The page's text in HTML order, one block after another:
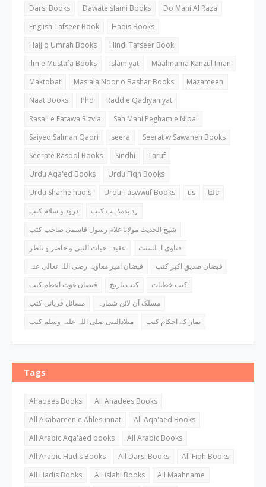
Darsi Books
Dawateislami Books
Do Mahi Al Raza
English Tafseer Book
Hadis Books
Hajj o Umrah Books
Hindi Tafseer Book
ilm e Mustafa Books
Islamiyat
Maahnama Kanzul Iman
Maktobat
Mas'ala Noor o Bashar Books
Mazameen
Naat Books
Phd
Radd e Qadiyaniyat
Rasail e Fatawa Rizvia
Sah Mahi Pegham e Nipal
Saiyed Salman Qadri
seera
Seerat w Sawaneh Books
Seerate Rasool Books
Sindhi
Taruf
Urdu Aqa'ed Books
Urdu Fiqh Books
Urdu Sharhe hadis
Urdu Taswwuf Books us
ثالثا
درود و سلام کتب
رد بدمذہب کتب
شیخ الحدیث مولانا غلام رسول قاسمی صاحب کتب
عقیدہ حیات النبی و حاضر و ناظر
فتاوی اہلسنت
فیضان امیر معاویہ رضی اللہ تعالی عنہ
فیضان صدیق اکبر کتب
فیضان غوث اعظم کتب
کتب تاریخ
کتب خطبات
مسائل قربانی کتب
مسلک آن لائن شمارہ
میلادالنبی صلی اللہ علیہ وسلم کتب
نماز کے احکام کتب
Tags
Ahadees Books
All Ahadees Books
All Akabareen e Ahlesunnat
All Aqa'aed Books
All Arabic Aqa'aed books
All Arabic Books
All Arabic Hadis Books
All Darsi Books
All Fiqh Books
All Hadis Books
All islahi Books
All Maahname